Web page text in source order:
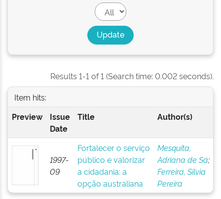
Results 1-1 of 1 (Search time: 0.002 seconds).
Item hits:
Preview
Issue
Date
Title Author(s)
1997-
09
Fortalecer o serviço
público e valorizar
a cidadania: a
opção australiana
Mesquita,
Adriana de Sá;
Ferreira, Silvia
Pereira